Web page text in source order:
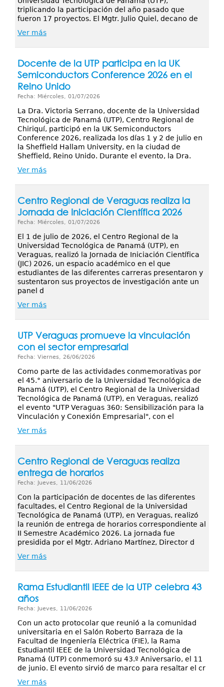
triplicando la participación del año pasado que
fueron 17 proyectos. El Mgtr. Julio Quiel, decano de
Ver más
Docente de la UTP participa en la UK
Semiconductors Conference 2026 en el
Reino Unido
Fecha: Miércoles, 01/07/2026
La Dra. Victoria Serrano, docente de la Universidad
Tecnológica de Panamá (UTP), Centro Regional de
Chiriquí, participó en la UK Semiconductors
Conference 2026, realizada los días 1 y 2 de julio en
la Sheffield Hallam University, en la ciudad de
Sheffield, Reino Unido. Durante el evento, la Dra.
Ver más
Centro Regional de Veraguas realiza la
Jornada de Iniciación Científica 2026
Fecha: Miércoles, 01/07/2026
El 1 de julio de 2026, el Centro Regional de la
Universidad Tecnológica de Panamá (UTP), en
Veraguas, realizó la Jornada de Iniciación Científica
(JIC) 2026, un espacio académico en el que
estudiantes de las diferentes carreras presentaron y
sustentaron sus proyectos de investigación ante un
panel d
Ver más
UTP Veraguas promueve la vinculación
con el sector empresarial
Fecha: Viernes, 26/06/2026
Como parte de las actividades conmemorativas por
el 45.° aniversario de la Universidad Tecnológica de
Panamá (UTP), el Centro Regional de la Universidad
Tecnológica de Panamá (UTP), en Veraguas, realizó
el evento "UTP Veraguas 360: Sensibilización para la
Vinculación y Conexión Empresarial", con el
Ver más
Centro Regional de Veraguas realiza
entrega de horarios
Fecha: Jueves, 11/06/2026
Con la participación de docentes de las diferentes
facultades, el Centro Regional de la Universidad
Tecnológica de Panamá (UTP), en Veraguas, realizó
la reunión de entrega de horarios correspondiente al
II Semestre Académico 2026. La jornada fue
presidida por el Mgtr. Adriano Martínez, Director d
Ver más
Rama Estudiantil IEEE de la UTP celebra 43
años
Fecha: Jueves, 11/06/2026
Con un acto protocolar que reunió a la comunidad
universitaria en el Salón Roberto Barraza de la
Facultad de Ingeniería Eléctrica (FIE), la Rama
Estudiantil IEEE de la Universidad Tecnológica de
Panamá (UTP) conmemoró su 43.º Aniversario, el 11
de junio. El evento sirvió de marco para resaltar el cr
Ver más